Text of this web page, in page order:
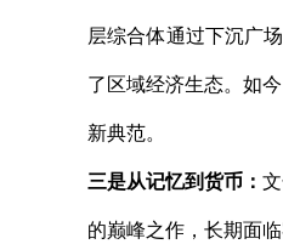
层综合体通过下沉广
了区域经济生态。如
新典范。
三是从记忆到货币：
的巅峰之作，长期面